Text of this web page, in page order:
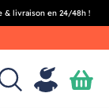
& livraison en 24/48h !